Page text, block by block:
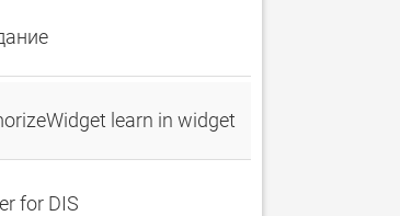
learn in widget
for DIS